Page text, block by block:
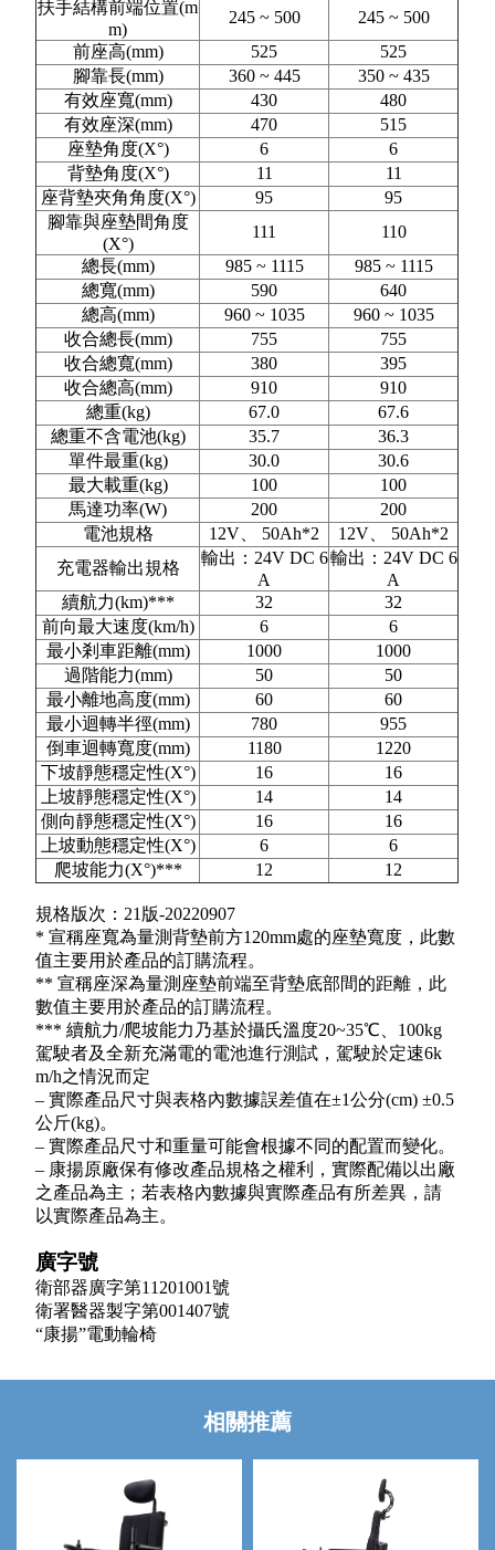
扶手結構前端位置(m
m)
245 ~ 500
245 ~ 500
前座高(mm)
525
525
腳靠長(mm)
360 ~ 445
350 ~ 435
有效座寬(mm)
430
480
有效座深(mm)
470
515
座墊角度(X°)
6
6
背墊角度(X°)
11
11
座背墊夾角角度(X°)
95
95
腳靠與座墊間角度
(X°)
111
110
總長(mm)
985 ~ 1115
985 ~ 1115
總寬(mm)
590
640
總高(mm)
960 ~ 1035
960 ~ 1035
收合總長(mm)
755
755
收合總寬(mm)
380
395
收合總高(mm)
910
910
總重(kg)
67.0
67.6
總重不含電池(kg)
35.7
36.3
單件最重(kg)
30.0
30.6
最大載重(kg)
100
100
馬達功率(W)
200
200
電池規格
12V、 50Ah*2
12V、 50Ah*2
充電器輸出規格
輸出：24V DC 6
A
輸出：24V DC 6
A
續航力(km)***
32
32
前向最大速度(km/h)
6
6
最小剎車距離(mm)
1000
1000
過階能力(mm)
50
50
最小離地高度(mm)
60
60
最小迴轉半徑(mm)
780
955
倒車迴轉寬度(mm)
1180
1220
下坡靜態穩定性(X°)
16
16
上坡靜態穩定性(X°)
14
14
側向靜態穩定性(X°)
16
16
上坡動態穩定性(X°)
6
6
爬坡能力(X°)***
12 12
規格版次：21版-20220907
* 宣稱座寬為量測背墊前方120mm處的座墊寬度，此數
值主要用於產品的訂購流程。
** 宣稱座深為量測座墊前端至背墊底部間的距離，此
數值主要用於產品的訂購流程。
*** 續航力/爬坡能力乃基於攝氏溫度20~35℃、100kg
駕駛者及全新充滿電的電池進行測試，駕駛於定速6k
m/h之情況而定
– 實際產品尺寸與表格內數據誤差值在±1公分(cm) ±0.5
公斤(kg)。
– 實際產品尺寸和重量可能會根據不同的配置而變化。
– 康揚原廠保有修改產品規格之權利，實際配備以出廠
之產品為主；若表格內數據與實際產品有所差異，請
以實際產品為主。
廣字號
衛部器廣字第11201001號
衛署醫器製字第001407號
“康揚”電動輪椅